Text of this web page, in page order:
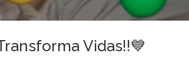
Vidas!!💙